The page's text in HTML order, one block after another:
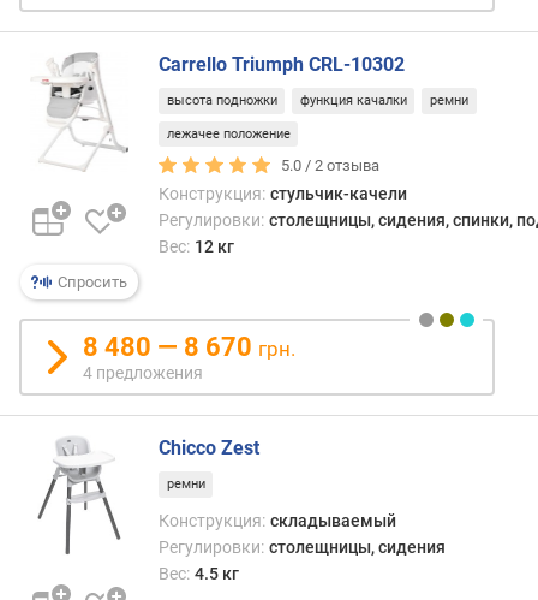
р
е
д
л
о
ж
е
и
й
м
а
к
с
и
м
л
Спросить
Carrello Triumph CRL-10302
высота подножки функция качалки ремни
лежачее положение
5.0 /2 отзыва
Конструкция: стульчик-качели
Регулировки: столещницы, сидения, спинки,
Вес: 12 кг
8 480 — 8 670 грн.
4 предложения
Chicco Zest
ремни
Конструкция: складываемый
Регулировки: столещницы, сидения
Вес: 4.5 кг